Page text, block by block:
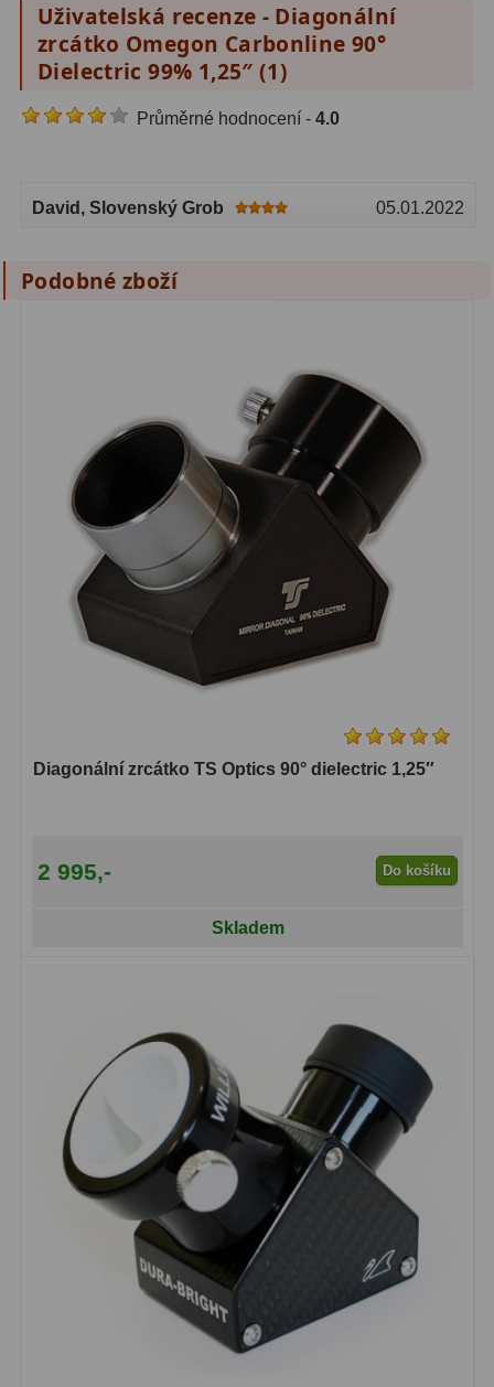
Sportovní
Kapesní14
Divadelní
Dálkoměry 9
Školní a laboratorní 18
Biologické
Digitální10
Kapesní
Příslušenství16
Astronomická literatura 10
Uživatelská recenze - Diagonální
zrcátko Omegon Carbonline 90°
Dielectric 99% 1,25″ (1)
Průměrné hodnocení - 4.0
David , Slovenský Grob 05.01.2022
Podobné zboží
Diagonální zrcátko TS Optics 90° dielectric 1,25″
2 995,- Do košíku
Skladem